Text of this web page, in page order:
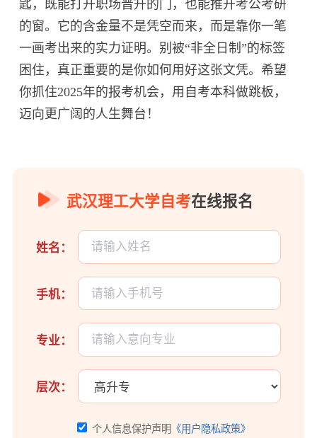
匙，既能打开职场晋升的门，也能推开考公考研
的窗。它的含金量不是凭空而来，而是靠你一笔
一画考出来的实力证明。别被“非全日制”的标签
困住，真正重要的是你如何用好这张文凭。希望
你抓住2025年的报考机会，用自考本科做跳板，
迈向更广阔的人生舞台！
武汉理工大学自考在线报名
姓名：
手机：
专业：
层次：
个人信息保护声明 《用户隐私政策》